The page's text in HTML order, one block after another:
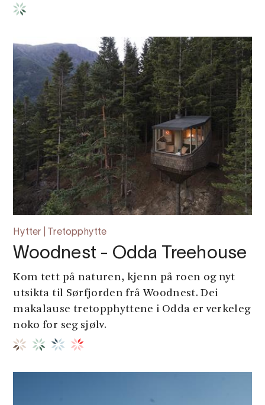
Hytter | Tretopphytte
Woodnest - Odda Treehouse
Kom tett på naturen, kjenn på roen og nyt
utsikta til Sørfjorden frå Woodnest. Dei
makalause tretopphyttene i Odda er verkeleg
noko for seg sjølv.